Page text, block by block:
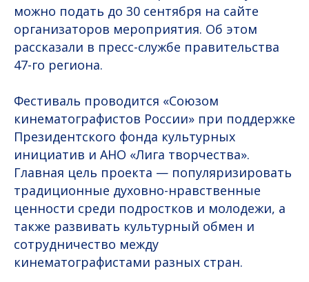
можно подать до 30 сентября на сайте
организаторов мероприятия. Об этом
рассказали в пресс-службе правительства
47-го региона.
Фестиваль проводится «Союзом
кинематографистов России» при поддержке
Президентского фонда культурных
инициатив и АНО «Лига творчества».
Главная цель проекта — популяризировать
традиционные духовно-нравственные
ценности среди подростков и молодежи, а
также развивать культурный обмен и
сотрудничество между
кинематографистами разных стран.